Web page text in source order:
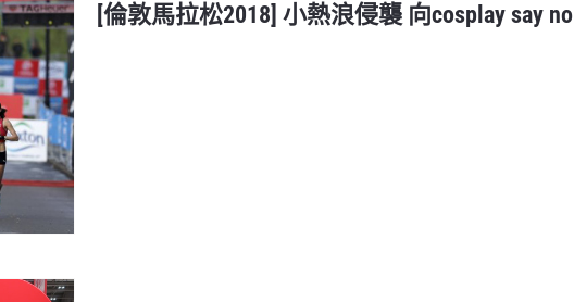
[倫敦馬拉松2018] 小熱浪侵襲 向cosplay say no